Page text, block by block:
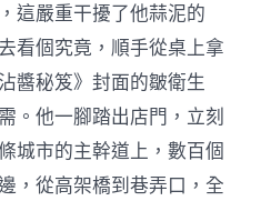
，這嚴重干擾了他蒜泥的
看個究竟，順手從桌上拿
醬秘笈》封面的皺衛生
。他一腳踏出店門，立刻
城市的主幹道上，數百個
，從高架橋到巷弄口，全